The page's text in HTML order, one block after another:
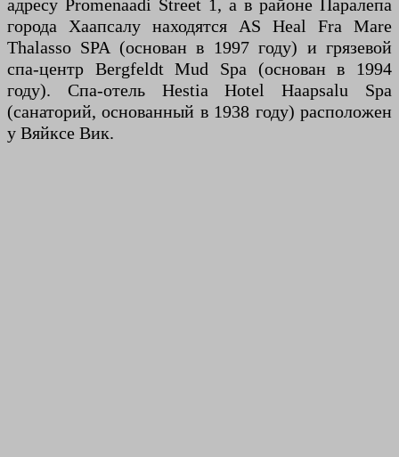
адресу Promenaadi Street 1, а в районе Паралепа
города Хаапсалу находятся AS Heal Fra Mare
Thalasso SPA (основан в 1997 году) и грязевой
спа-центр Bergfeldt Mud Spa (основан в 1994
году). Спа-отель Hestia Hotel Haapsalu Spa
(санаторий, основанный в 1938 году) расположен
у Вяйксе Вик.